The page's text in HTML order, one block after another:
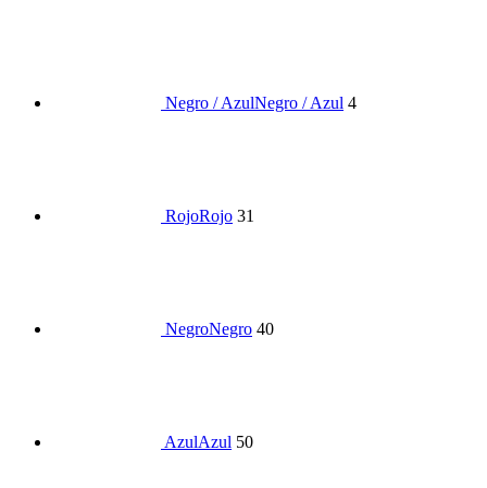
Negro / AzulNegro / Azul 4
RojoRojo 31
NegroNegro 40
AzulAzul 50